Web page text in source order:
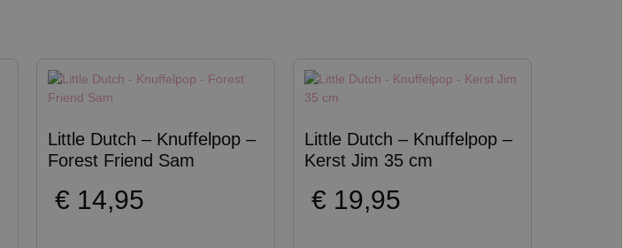
Little Dutch – Knuffelpop –
Forest Friend Sam
€ 14,95
Little Dutch – Knuffelpop –
Kerst Jim 35 cm
€ 19,95